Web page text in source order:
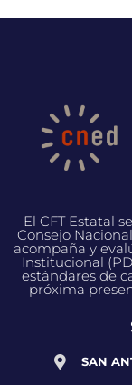
El CFT Estatal
Consejo
acompaña y
Institucional
estándares de
próxima
SAN